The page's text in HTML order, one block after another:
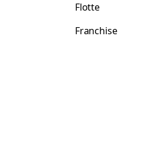
Flotte
Franchise